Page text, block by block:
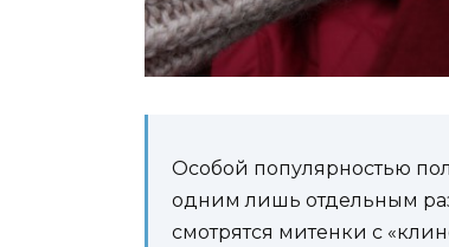
Особой популярностью
одним лишь отдельным
смотрятся митенки с